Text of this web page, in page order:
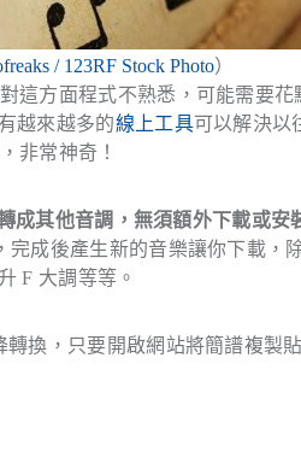
/ 123RF Stock Photo）
這方面程式不熟悉，可能需要
越來越多的線上工具可以解決以
非常神奇！
成其他音調，無須額外下載或安
完成後產生新的音樂讓你下載，
F 大調等等。
換，只要開啟網站將簡譜複製